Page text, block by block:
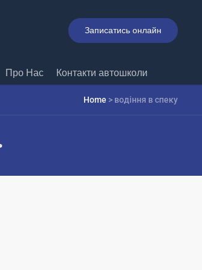
Записатись онлайн
Про Нас Контакти автошколи
Home > водіння в спеку